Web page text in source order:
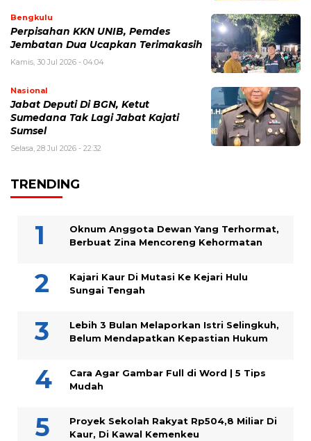
Bengkulu
Perpisahan KKN UNIB, Pemdes
Jembatan Dua Ucapkan Terimakasih
Kamis, 30 Jul 2026 - 04:04
Nasional
Jabat Deputi Di BGN, Ketut
Sumedana Tak Lagi Jabat Kajati
Sumsel
Selasa, 28 Jul 2026 - 22:32
TRENDING
Oknum Anggota Dewan Yang Terhormat,
Berbuat Zina Mencoreng Kehormatan
Kajari Kaur Di Mutasi Ke Kejari Hulu
Sungai Tengah
Lebih 3 Bulan Melaporkan Istri Selingkuh,
Belum Mendapatkan Kepastian Hukum
Cara Agar Gambar Full di Word | 5 Tips
Mudah
Proyek Sekolah Rakyat Rp504,8 Miliar Di
Kaur, Di Kawal Kemenkeu